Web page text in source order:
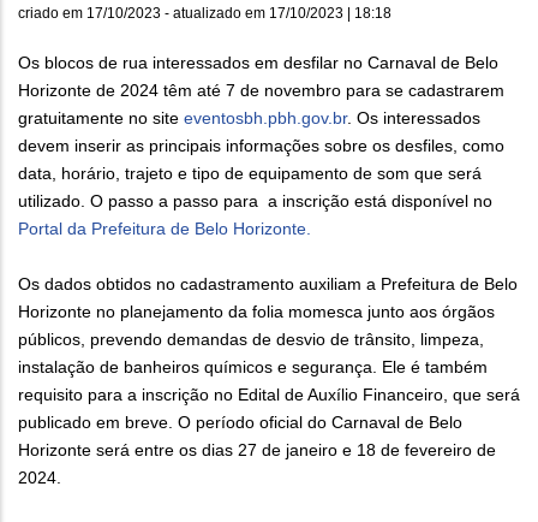
criado em 17/10/2023 - atualizado em 17/10/2023 | 18:18
Os blocos de rua interessados em desfilar no Carnaval de Belo
Horizonte de 2024 têm até 7 de novembro para se cadastrarem
gratuitamente no site eventosbh.pbh.gov.br. Os interessados
devem inserir as principais informações sobre os desfiles, como
data, horário, trajeto e tipo de equipamento de som que será
utilizado. O passo a passo para a inscrição está disponível no
Portal da Prefeitura de Belo Horizonte.
Os dados obtidos no cadastramento auxiliam a Prefeitura de Belo
Horizonte no planejamento da folia momesca junto aos órgãos
públicos, prevendo demandas de desvio de trânsito, limpeza,
instalação de banheiros químicos e segurança. Ele é também
requisito para a inscrição no Edital de Auxílio Financeiro, que será
publicado em breve. O período oficial do Carnaval de Belo
Horizonte será entre os dias 27 de janeiro e 18 de fevereiro de
2024.